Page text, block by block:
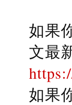
如果
文最
如果